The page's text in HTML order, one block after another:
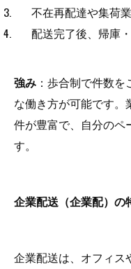
不在再配達や集荷
配送完了後、帰庫
強み ：歩合制で件数
な働き方が可能です。
件が豊富で、自分のペ
す。
企業配送（企業配）の
企業配送は、オフィス